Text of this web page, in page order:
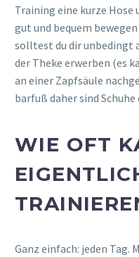
Training eine kurze Hose
gut und bequem
solltest du dir unbedingt
der Theke erwerben (es
an einer Zapfsäule
barfuß daher sind
WIE OFT
Ganz einfach: jeden Tag.